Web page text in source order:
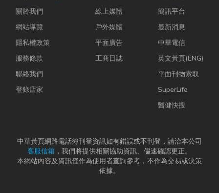
關於我們
網站導覽
隱私權政策
服務條款
聯絡我們
登錄店家
線上媒體
戶外媒體
平面廣告
工商日誌
簡訊平台
最新消息
中華電信
英文黃頁(ENG)
平面刊物索取
SuperLife
醫健快搜
中華黃頁網路電話簿刊登資訊如有錯誤或不刊登，請洽本公司
客服信箱 ，我們將提供相關協助資訊、儘速確認更正。
本網站內容及資訊僅作為使用者查詢參考，不作為交易或決策
依據。